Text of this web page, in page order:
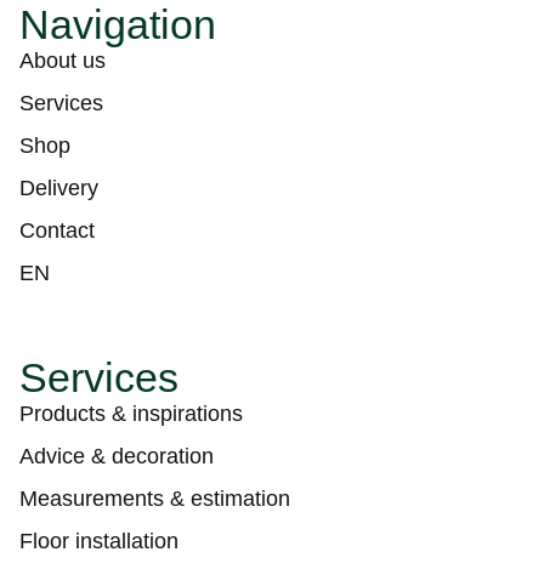
Navigation
About us
Services
Shop
Delivery
Contact
EN
Services
Products & inspirations
Advice & decoration
Measurements & estimation
Floor installation